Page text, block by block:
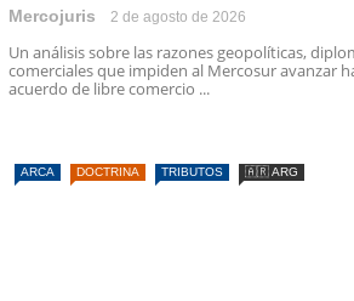
Mercojuris 2 de agosto de 2026
Un análisis sobre las razones geopolíticas,
comerciales que impiden al Mercosur avanzar
acuerdo de libre comercio ...
ARCA DOCTRINA TRIBUTOS 🇦🇷 ARG